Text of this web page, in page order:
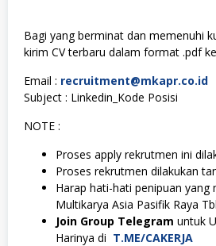
Bagi yang berminat dan memenuhi
kirim CV terbaru dalam format .pdf
Email : recruitment@mkapr.co.id
Subject : Linkedin_Kode Posisi
NOTE :
Proses apply rekrutmen ini
Proses rekrutmen dilakukan
Harap hati-hati penipuan yang
Multikarya Asia Pasifik Raya
Join Group Telegram untuk
Harinya di T.ME/CAKERJA